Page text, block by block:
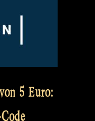
5 Euro: